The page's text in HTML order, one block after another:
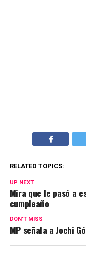
RELATED TOPICS:
UP NEXT
Mira que le pasó a
cumpleaño
DON'T MISS
MP señala a Jochi